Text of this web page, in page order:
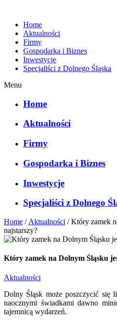
Home
Aktualności
Firmy
Gospodarka i Biznes
Inwestycje
Specjaliści z Dolnego Śląska
Menu
Home
Aktualności
Firmy
Gospodarka i Biznes
Inwestycje
Specjaliści z Dolnego
Home / Aktualności /Który zamek
najstarszy?
Który zamek na Dolnym Śląsku
Aktualności
Dolny Śląsk może poszczycić się
naocznymi świadkami dawno
tajemnicą wydarzeń.